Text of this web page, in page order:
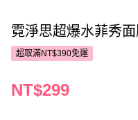
霓淨思超爆水菲秀
超取滿NT$390免運
NT$299